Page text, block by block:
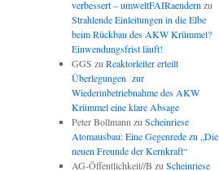
verbessert – umweltFAIRaendern zu
Strahlende Einleitungen in die Elbe
beim Rückbau des AKW Krümmel?
Einwendungsfrist läuft!
GGS zu Reaktorleiter erteilt
Überlegungen zur
Wiederinbetriebnahme des AKW
Krümmel eine klare Absage
Peter Bollmann zu Scheinriese
Atomausbau: Eine Gegenrede zu „Die
neuen Freunde der Kernkraft“
AG-Öffentlichkeit//B zu Scheinriese